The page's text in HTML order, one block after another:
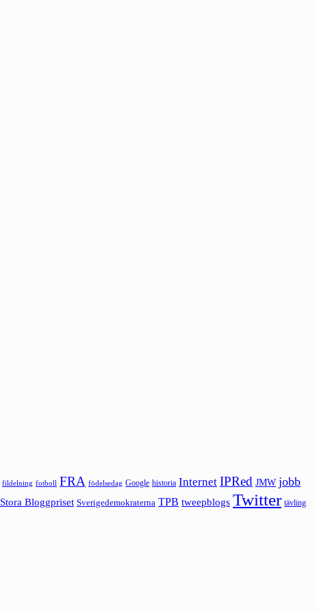
fildelning fotboll FRA födelsedag Google historia Internet IPRed JMW jobb
Stora Bloggpriset Sverigedemokraterna TPB tweepblogs Twitter tävling